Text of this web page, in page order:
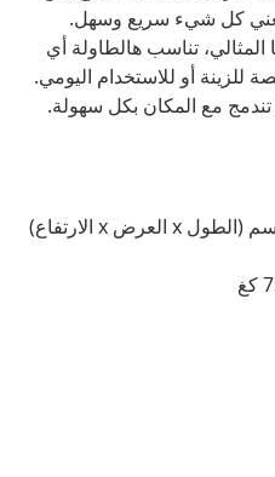
يعني كل شيء سريع وسهل.
المثالي، تناسب هالطاولة أي
للزينة أو للاستخدام اليومي.
مع المكان بكل سهولة.